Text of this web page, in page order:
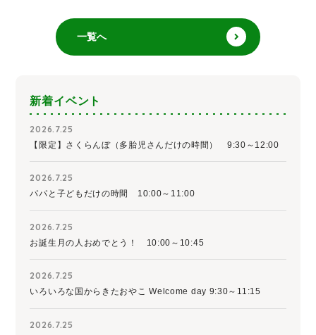
一覧へ
新着イベント
2026.7.25
【限定】さくらんぼ（多胎児さんだけの時間） 9:30～12:00
2026.7.25
パパと子どもだけの時間 10:00～11:00
2026.7.25
お誕生月の人おめでとう！ 10:00～10:45
2026.7.25
いろいろな国からきたおやこ Welcome day 9:30～11:15
2026.7.25